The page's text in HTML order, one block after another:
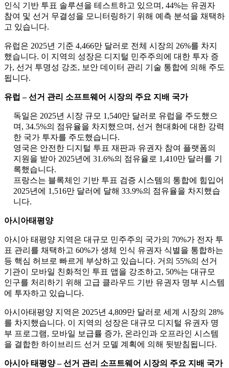
인식 기반 투표 솔루션을 테스트하고 있으며, 44%는 유권자
참여 및 선거 무결성을 모니터링하기 위해 예측 분석을 채택하
고 있습니다.
유럽은 2025년 기준 4,466만 달러로 전체 시장의 26%를 차지
했습니다. 이 지역의 성장은 디지털 민주주의에 대한 투자 증
가, 선거 투명성 강조, 보안 데이터 관리 기술 통합에 의해 주도
됩니다.
유럽 ​​– 선거 관리 소프트웨어 시장의 주요 지배 국가
독일은 2025년 시장 규모 1,540만 달러로 유럽을 주도했으
며, 34.5%의 점유율을 차지했으며, 선거 현대화에 대한 강력
한 국가 투자를 주도했습니다.
영국은 안전한 디지털 투표 재판과 유권자 참여 플랫폼의
지원을 받아 2025년에 31.6%의 점유율로 1,410만 달러를 기
록했습니다.
프랑스는 블록체인 기반 투표 검증 시스템의 통합에 힘입어
2025년에 1,516만 달러에 달해 33.9%의 점유율을 차지했습
니다.
아시아태평양
아시아 태평양 지역은 대규모 민주주의 국가의 70%가 전자 투
표 관리를 채택하고 60%가 생체 인식 유권자 식별을 통합하는
등 핵심 허브로 빠르게 부상하고 있습니다. 거의 55%의 선거
기관이 모바일 친화적인 투표 앱을 강조하고, 50%는 대규모
인구를 처리하기 위해 고급 클라우드 기반 유권자 명부 시스템
에 투자하고 있습니다.
아시아태평양 지역은 2025년 4,809만 달러로 세계 시장의 28%
를 차지했습니다. 이 지역의 성장은 대규모 디지털 유권자 명
부 프로그램, 모바일 보급률 증가, 온라인과 오프라인 시스템
을 결합한 하이브리드 선거 모델 계획에 의해 뒷받침됩니다.
아시아 태평양 – 선거 관리 소프트웨어 시장의 주요 지배 국가